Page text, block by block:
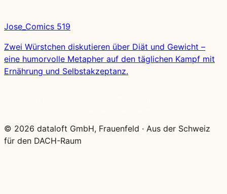
Jose_Comics 519
Zwei Würstchen diskutieren über Diät und Gewicht –
eine humorvolle Metapher auf den täglichen Kampf mit
Ernährung und Selbstakzeptanz.
© 2026 dataloft GmbH, Frauenfeld · Aus der Schweiz
für den DACH-Raum